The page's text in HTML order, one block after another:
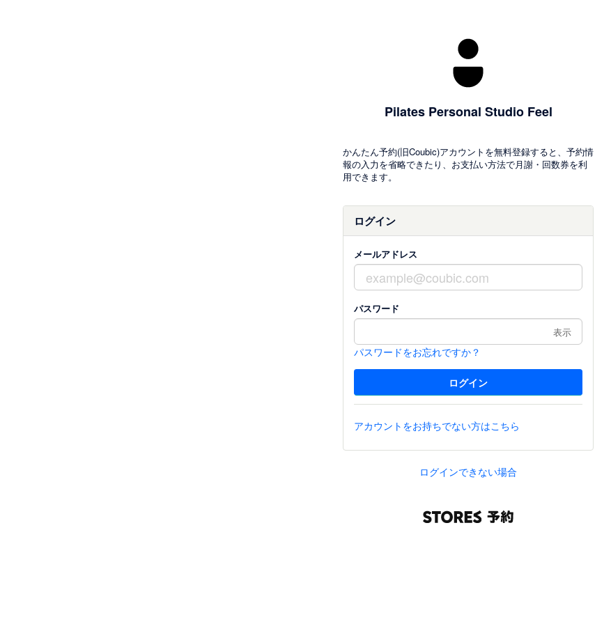
Pilates Personal Studio Feel
かんたん予約(旧Coubic)アカウントを無料登録すると、予約情
報の入力を省略できたり、お支払い方法で月謝・回数券を利
用できます。
ログイン
メールアドレス
パスワード
表示
パスワードをお忘れですか？
アカウントをお持ちでない方はこちら
ログインできない場合